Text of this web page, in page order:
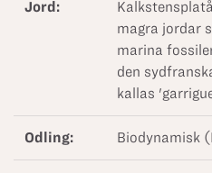
Jord:
magra jordar
marina
den
kallas
Odling: Biodynamisk